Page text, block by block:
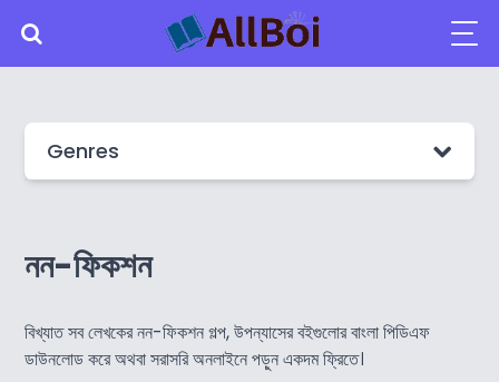
Genres
নন-ফিকশন
বিখ্যাত সব লেখকের নন-ফিকশন গল্প, উপন্যাসের বইগুলোর বাংলা পিডিএফ
ডাউনলোড করে অথবা সরাসরি অনলাইনে পড়ুন একদম ফ্রিতে।